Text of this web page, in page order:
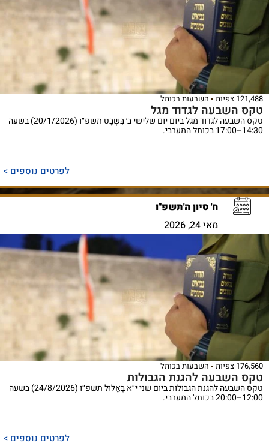
121,488 צפיות השבעות בכותל
טקס השבעה לגדוד מגל
טקס השבעה לגדוד מגל ביום יום שלישי ב׳ בִּשְׁבָט תשפ״ו (20/1/2026) בשעה
14:30–17:00 בכותל המערבי.
לפרטים נוספים >
ח' סיון ה'תשפ"ו
מאי 24, 2026
176,560 צפיות השבעות בכותל
טקס השבעה להגנת הגבולות
טקס השבעה להגנת הגבולות ביום שני י״א בֶּאֱלוּל תשפ״ו (24/8/2026) בשעה
12:00–20:00 בכותל המערבי.
לפרטים נוספים >